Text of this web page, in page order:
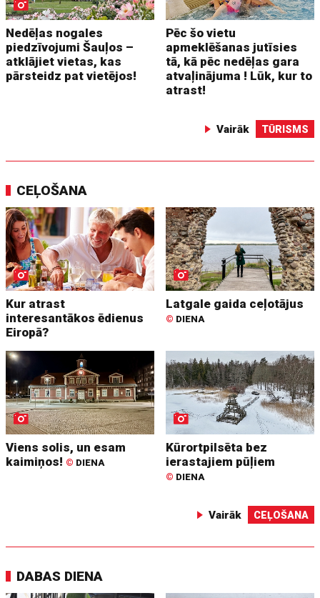
Nedēļas nogales
piedzīvojumi Šauļos –
atklājiet vietas, kas
pārsteidz pat vietējos!
Pēc šo vietu
apmeklēšanas jutīsies
tā, kā pēc nedēļas gara
atvaļinājuma ! Lūk, kur to
atrast!
Vairāk TŪRISMS
CEĻOŠANA
Kur atrast
interesantākos ēdienus
Eiropā?
Latgale gaida ceļotājus
© DIENA
Viens solis, un esam
kaimiņos! © DIENA
Kūrortpilsēta bez
ierastajiem pūļiem
© DIENA
Vairāk CEĻOŠANA
DABAS DIENA